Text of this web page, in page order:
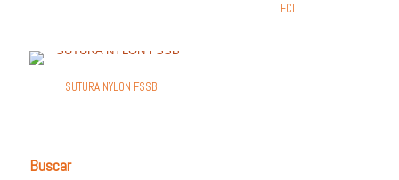
FCI
SUTURA NYLON FSSB
Buscar